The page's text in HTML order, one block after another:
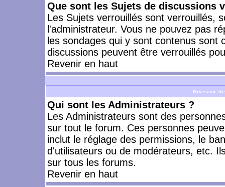
Que sont les Sujets de discussions
Les Sujets verrouillés sont verrouillés,
l'administrateur. Vous ne pouvez pas
les sondages qui y sont contenus
discussions peuvent être verrouillés
Revenir en haut
Niveaux
Qui sont les Administrateurs ?
Les Administrateurs sont des
sur tout le forum. Ces personnes
inclut le réglage des permissions, le
d'utilisateurs ou de modérateurs, etc.
sur tous les forums.
Revenir en haut